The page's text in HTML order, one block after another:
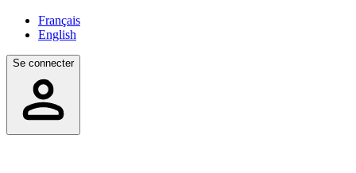
Français
English
Se connecter